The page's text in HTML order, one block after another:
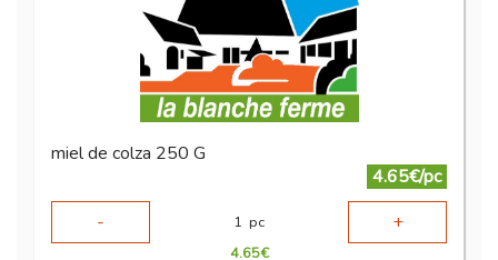
miel de colza 250 G
4.65€/pc
-
1 pc +
4.65€